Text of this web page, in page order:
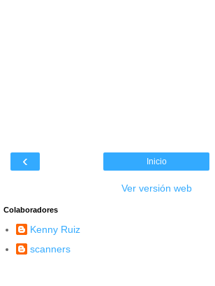
‹ Inicio
Ver versión web
Colaboradores
Kenny Ruiz
scanners